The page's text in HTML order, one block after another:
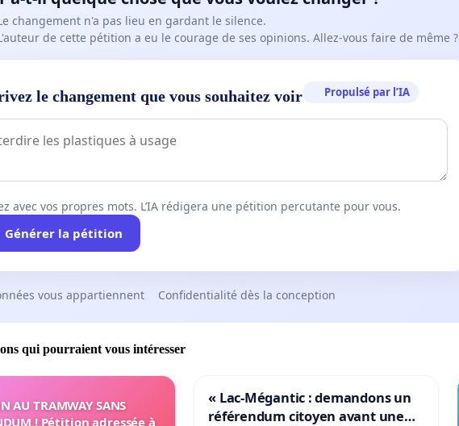
changement n'a pas lieu en gardant le silence.
de cette pétition a eu le courage de ses opinions. Allez-vous faire de même ?
le changement que vous souhaitez voir Propulsé par l’IA
avec vos propres mots. L’IA rédigera une pétition percutante pour vous.
Générer la pétition
vous appartiennent Confidentialité dès la conception
qui pourraient vous intéresser
AU TRAMWAY SANS
! Pétition adressée à
« Lac-Mégantic : demandons un
référendum citoyen avant une